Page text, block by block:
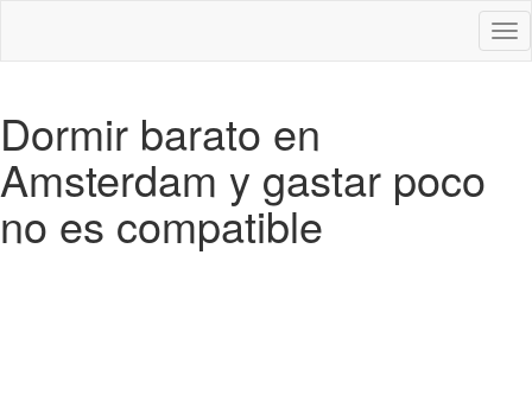
Dormir barato en
Amsterdam y gastar poco
no es compatible